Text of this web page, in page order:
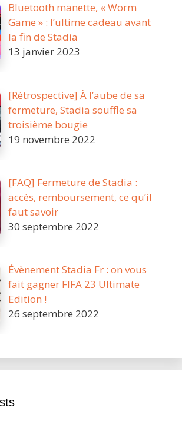
Bluetooth manette, « Worm
Game » : l’ultime cadeau avant
la fin de Stadia
13 janvier 2023
[Rétrospective] À l’aube de sa
fermeture, Stadia souffle sa
troisième bougie
19 novembre 2022
[FAQ] Fermeture de Stadia :
accès, remboursement, ce qu’il
faut savoir
30 septembre 2022
Évènement Stadia Fr : on vous
fait gagner FIFA 23 Ultimate
Edition !
26 septembre 2022